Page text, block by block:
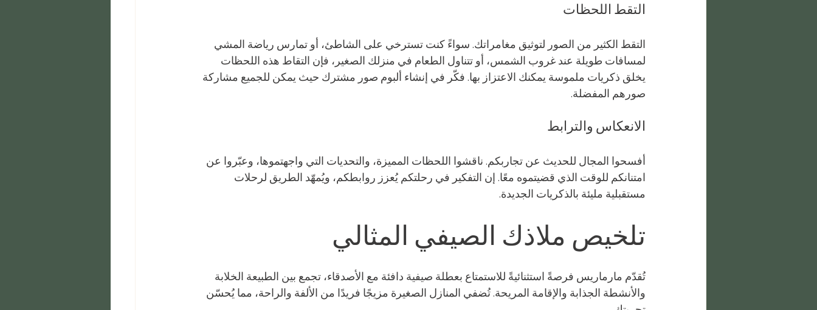
التقط اللحظات
التقط الكثير من الصور لتوثيق مغامراتك. سواءً كنت تسترخي على الشاطئ، أو تمارس رياضة المشي
لمسافات طويلة عند غروب الشمس، أو تتناول الطعام في منزلك الصغير، فإن التقاط هذه اللحظات
يخلق ذكريات ملموسة يمكنك الاعتزاز بها. فكّر في إنشاء ألبوم صور مشترك حيث يمكن للجميع مشاركة
صورهم المفضلة.
الانعكاس والترابط
أفسحوا المجال للحديث عن تجاربكم. ناقشوا اللحظات المميزة، والتحديات التي واجهتموها، وعبّروا عن
امتنانكم للوقت الذي قضيتموه معًا. إن التفكير في رحلتكم يُعزز روابطكم، ويُمهّد الطريق لرحلات
مستقبلية مليئة بالذكريات الجديدة.
تلخيص ملاذك الصيفي المثالي
تُقدّم مارماريس فرصةً استثنائيةً للاستمتاع بعطلة صيفية دافئة مع الأصدقاء، تجمع بين الطبيعة الخلابة
والأنشطة الجذابة والإقامة المريحة. تُضفي المنازل الصغيرة مزيجًا فريدًا من الألفة والراحة، مما يُحسّن